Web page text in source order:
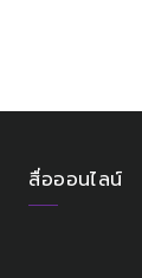
สื่อออนไลน์